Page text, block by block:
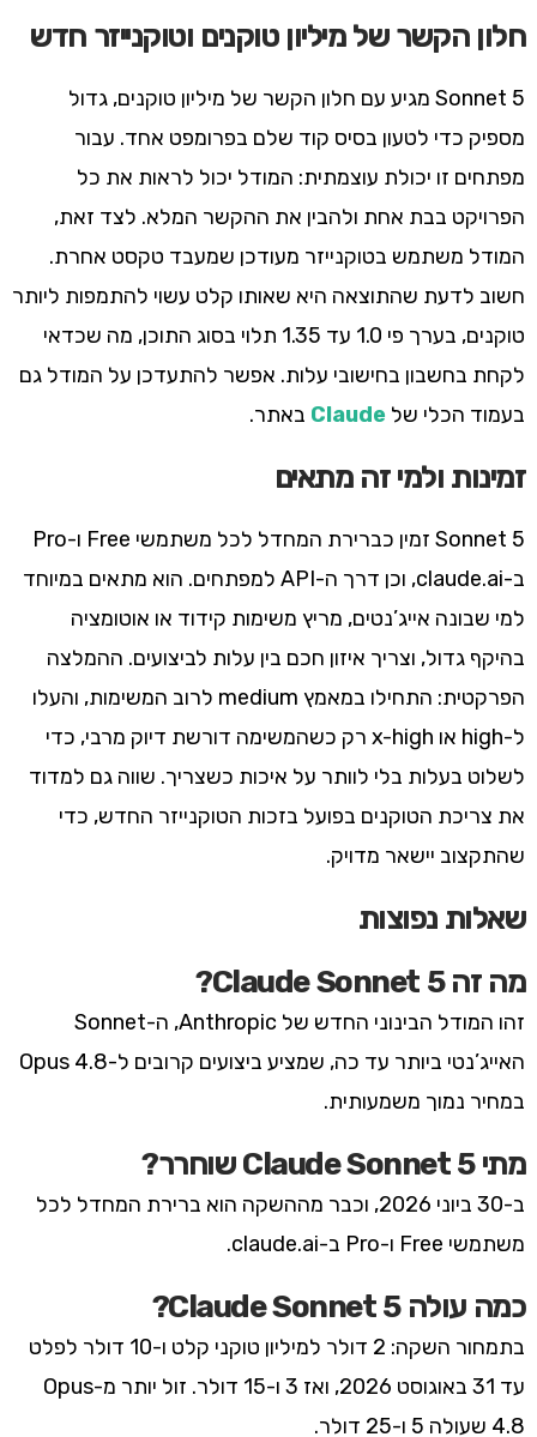
חלון הקשר של מיליון טוקנים וטוקנייזר חדש
Sonnet 5 מגיע עם חלון הקשר של מיליון טוקנים, גדול
מספיק כדי לטעון בסיס קוד שלם בפרומפט אחד. עבור
מפתחים זו יכולת עוצמתית: המודל יכול לראות את כל
הפרויקט בבת אחת ולהבין את ההקשר המלא. לצד זאת,
המודל משתמש בטוקנייזר מעודכן שמעבד טקסט אחרת.
חשוב לדעת שהתוצאה היא שאותו קלט עשוי להתמפות ליותר
טוקנים, בערך פי 1.0 עד 1.35 תלוי בסוג התוכן, מה שכדאי
לקחת בחשבון בחישובי עלות. אפשר להתעדכן על המודל גם
בעמוד הכלי של Claude באתר.
זמינות ולמי זה מתאים
Sonnet 5 זמין כברירת המחדל לכל משתמשי Free ו-Pro
ב-claude.ai, וכן דרך ה-API למפתחים. הוא מתאים במיוחד
למי שבונה אייג’נטים, מריץ משימות קידוד או אוטומציה
בהיקף גדול, וצריך איזון חכם בין עלות לביצועים. ההמלצה
הפרקטית: התחילו במאמץ medium לרוב המשימות, והעלו
ל-high או x-high רק כשהמשימה דורשת דיוק מרבי, כדי
לשלוט בעלות בלי לוותר על איכות כשצריך. שווה גם למדוד
את צריכת הטוקנים בפועל בזכות הטוקנייזר החדש, כדי
שהתקצוב יישאר מדויק.
שאלות נפוצות
מה זה Claude Sonnet 5?
זהו המודל הבינוני החדש של Anthropic, ה-Sonnet
האייג’נטי ביותר עד כה, שמציע ביצועים קרובים ל-Opus 4.8
במחיר נמוך משמעותית.
מתי Claude Sonnet 5 שוחרר?
ב-30 ביוני 2026, וכבר מההשקה הוא ברירת המחדל לכל
משתמשי Free ו-Pro ב-claude.ai.
כמה עולה Claude Sonnet 5?
בתמחור השקה: 2 דולר למיליון טוקני קלט ו-10 דולר לפלט
עד 31 באוגוסט 2026, ואז 3 ו-15 דולר. זול יותר מ-Opus
4.8 שעולה 5 ו-25 דולר.